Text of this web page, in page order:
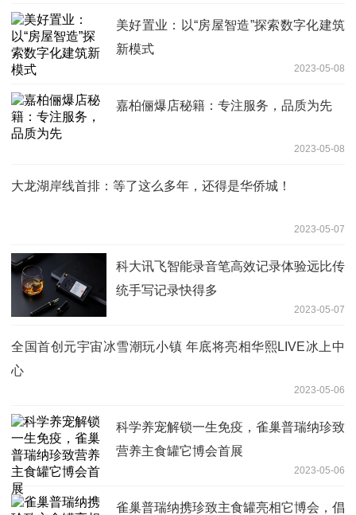
美好置业：以“房屋智造”探索数字化建筑
新模式
2023-05-08
嘉柏俪爆店秘籍：专注服务，品质为先
2023-05-08
大龙湖岸线首排：等了这么多年，还得是华侨城！
2023-05-07
科大讯飞智能录音笔高效记录体验远比传
统手写记录快得多
2023-05-07
全国首创元宇宙冰雪潮玩小镇 年底将亮相华熙LIVE冰上中
心
2023-05-06
科学养宠解锁一生免疫，雀巢普瑞纳珍致
营养主食罐它博会首展
2023-05-06
雀巢普瑞纳携珍致主食罐亮相它博会，倡